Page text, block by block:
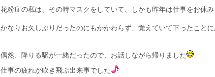
花粉症の私は、その時マスクをしていて、しかも昨年は仕事をお休
かなりお久しぶりだったのにもかかわらず、覚えていて下ったこと
偶然、降りる駅が一緒だったので、お話しながら帰りました
仕事の疲れが吹き飛ぶ出来事でした